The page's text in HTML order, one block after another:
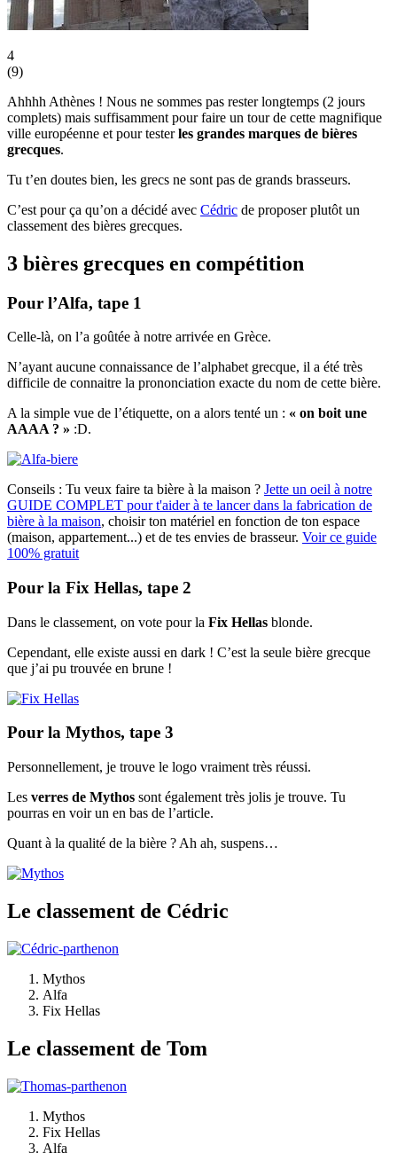
4
(9)
Ahhhh Athènes ! Nous ne sommes pas rester longtemps (2 jours
complets) mais suffisamment pour faire un tour de cette magnifique
ville européenne et pour testerles grandes marques de bières
grecques.
Tu t’en doutes bien, les grecs ne sont pas de grands brasseurs.
C’est pour ça qu’on a décidé avec Cédric de proposer plutôt un
classement des bières grecques.
3 bières grecques en compétition
Pour l’Alfa, tape 1
Celle-là, on l’a goûtée à notre arrivée en Grèce.
N’ayant aucune connaissance de l’alphabet grecque, il a été très
difficile de connaitre la prononciation exacte du nom de cette bière.
A la simple vue de l’étiquette, on a alors tenté un : « on boit une
AAAA ? » :D.
Conseils : Tu veux faire ta bière à la maison ? Jette un oeil à notre
GUIDE COMPLET pour t'aider à te lancer dans la fabrication de
bière à la maison, choisir ton matériel en fonction de ton espace
(maison, appartement...) et de tes envies de brasseur. Voir ce guide
100% gratuit
Pour la Fix Hellas, tape 2
Dans le classement, on vote pour la Fix Hellas blonde.
Cependant, elle existe aussi en dark ! C’est la seule bière grecque
que j’ai pu trouvée en brune !
Pour la Mythos, tape 3
Personnellement, je trouve le logo vraiment très réussi.
Les verres de Mythos sont également très jolis je trouve. Tu
pourras en voir un en bas de l’article.
Quant à la qualité de la bière ? Ah ah, suspens…
Le classement de Cédric
Mythos
Alfa
Fix Hellas
Le classement de Tom
Mythos
Fix Hellas
Alfa